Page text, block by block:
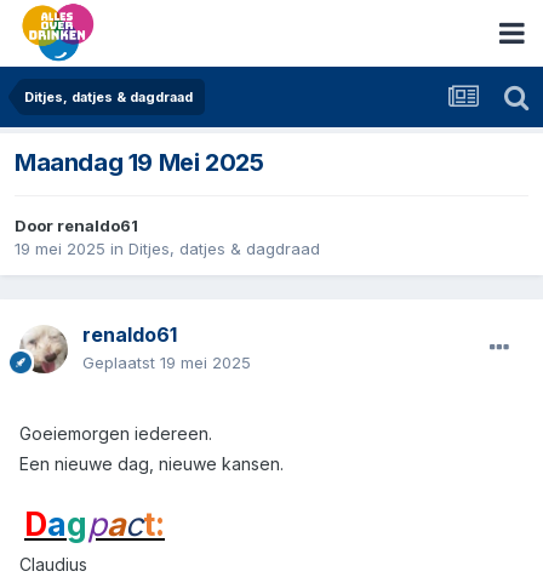
Ditjes, datjes & dagdraad
Maandag 19 Mei 2025
Door renaldo61
19 mei 2025 in Ditjes, datjes & dagdraad
renaldo61
Geplaatst 19 mei 2025
Goeiemorgen iedereen.
Een nieuwe dag, nieuwe kansen.
Dagpact:
Claudius